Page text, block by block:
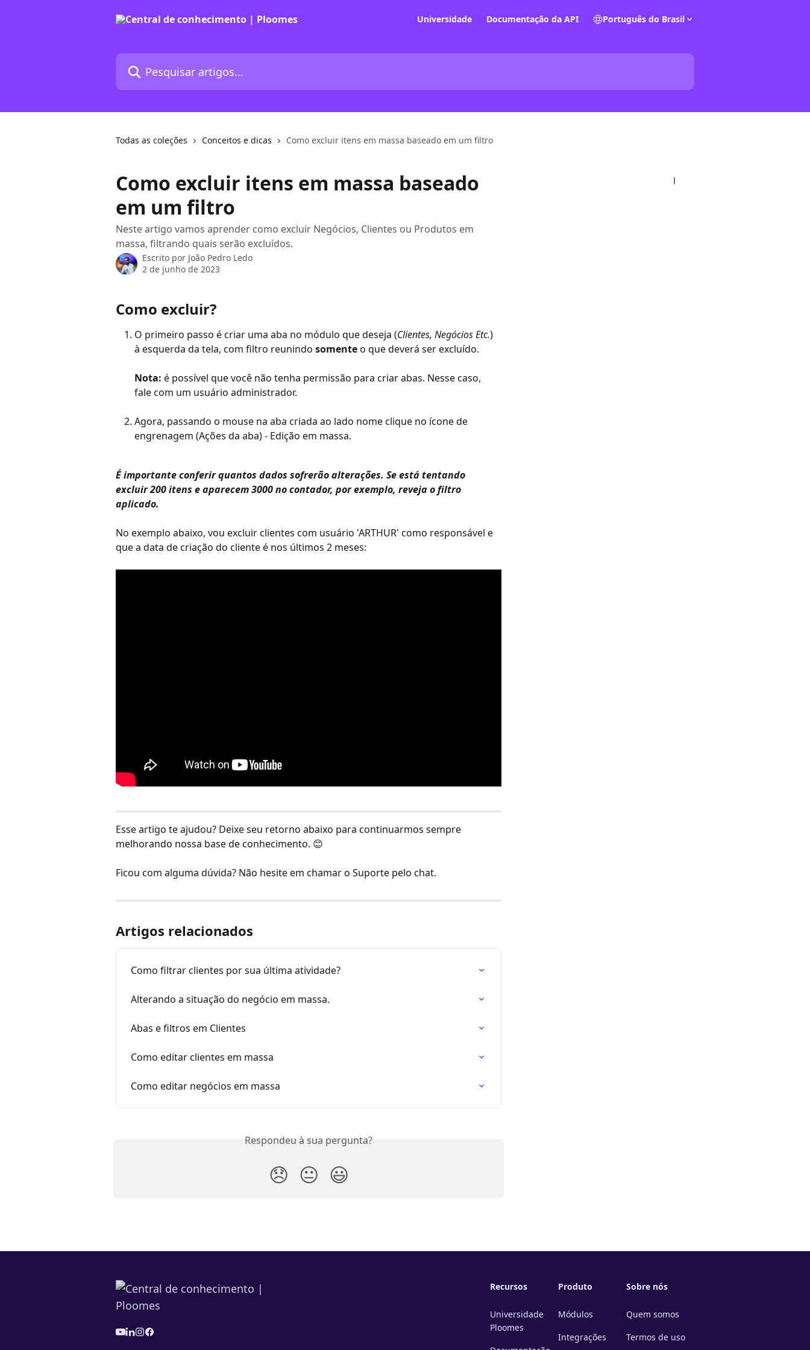
Universidade Documentação da API Português do Brasil
Pesquisar artigos...
Todas as coleções Conceitos e dicas Como excluir itens em massa baseado em um filtro
Como excluir itens em massa baseado
em um filtro
Neste artigo vamos aprender como excluir Negócios, Clientes ou Produtos em
massa, filtrando quais serão excluídos.
Escrito por João Pedro Ledo
2 de junho de 2023
Como excluir?
O primeiro passo é criar uma aba no módulo que deseja (Clientes, Negócios Etc.)
à esquerda da tela, com filtro reunindo somente o que deverá ser excluído.
Nota: é possível que você não tenha permissão para criar abas. Nesse caso,
fale com um usuário administrador.
Agora, passando o mouse na aba criada ao lado nome clique no ícone de
engrenagem (Ações da aba) - Edição em massa.
É importante conferir quantos dados sofrerão alterações. Se está tentando
excluir 200 itens e aparecem 3000 no contador, por exemplo, reveja o filtro
aplicado.
No exemplo abaixo, vou excluir clientes com usuário 'ARTHUR' como responsável e
que a data de criação do cliente é nos últimos 2 meses:
Esse artigo te ajudou? Deixe seu retorno abaixo para continuarmos sempre
melhorando nossa base de conhecimento. 😊
Ficou com alguma dúvida? Não hesite em chamar o Suporte pelo chat.
Artigos relacionados
Como filtrar clientes por sua última atividade?
Alterando a situação do negócio em massa.
Abas e filtros em Clientes
Como editar clientes em massa
Como editar negócios em massa
Respondeu à sua pergunta?
😞 😐 😃
Recursos
Universidade
Ploomes
Produto
Módulos
Integrações
Sobre nós
Quem somos
Termos de uso